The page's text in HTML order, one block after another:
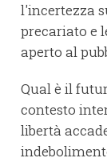
l'incertezza
precariato e
aperto al
Qual è il
contesto
libertà